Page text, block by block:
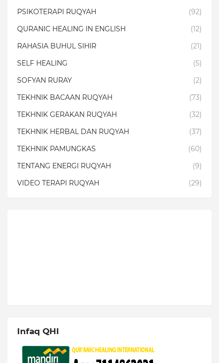
PSIKOTERAPI RUQYAH
(92)
QURANIC HEALING IN ENGLISH
(12)
RAHASIA BUHUL SIHIR
(21)
SELF HEALING
(5)
SOFYAN RURAY
(2)
TEKHNIK BACAAN RUQYAH
(73)
TEKHNIK GERAKAN RUQYAH
(32)
TEKHNIK HERBAL DAN RUQYAH
(37)
TEKHNIK PAMUNGKAS
(60)
TENTANG ENERGI RUQYAH
(9)
VIDEO TERAPI RUQYAH
(29)
Infaq QHI